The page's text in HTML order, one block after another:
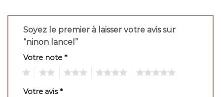
Soyez le premier à laisser votre avis sur
“ninon lancel”
Votre note *
Votre avis*